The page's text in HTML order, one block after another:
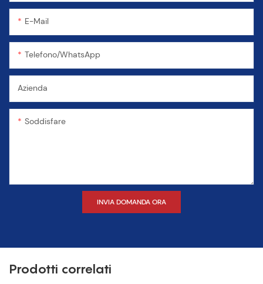
E-Mail
Telefono/WhatsApp
Azienda
Soddisfare
INVIA DOMANDA ORA
Prodotti correlati